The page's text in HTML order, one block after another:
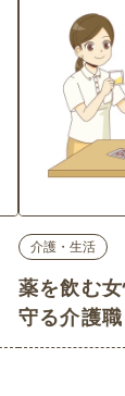
介護・生活
薬を飲む
守る介護
護・生活